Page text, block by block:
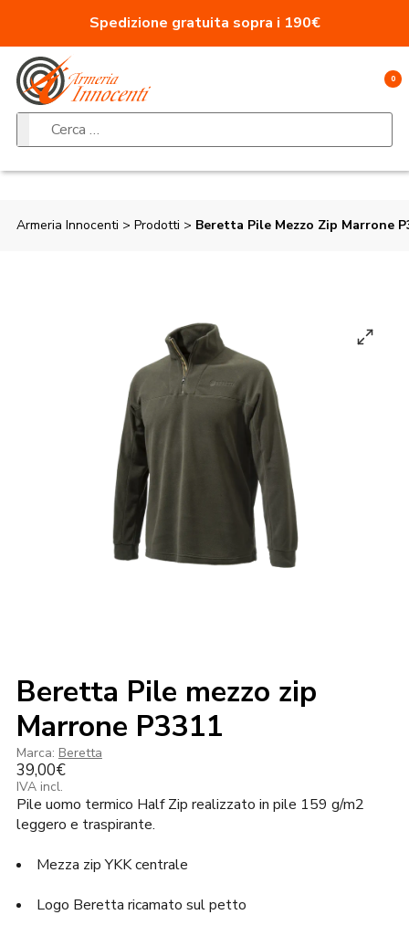
Spedizione gratuita sopra i 190€
0
Ricerca per:
Armeria Innocenti > Prodotti > Beretta Pile Mezzo Zip Marrone
Beretta Pile mezzo zip
Marrone P3311
Marca: Beretta
39,00€
IVA incl.
Pile uomo termico Half Zip realizzato in pile 159 g/m2
leggero e traspirante.
Mezza zip YKK centrale
Logo Beretta ricamato sul petto